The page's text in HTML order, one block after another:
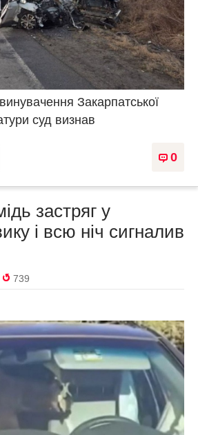
Закарпатської
суд визнав
0
застряг у
і всю ніч сигналив
739